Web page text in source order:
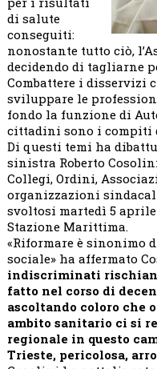
di salute
conseguiti:
nonostante tutto ciò,
decidendo di tagliarne
Combattere i disservizi
sviluppare le
fondo la funzione di
cittadini sono i compiti
Di questi temi ha
sinistra Roberto
Collegi, Ordini,
organizzazioni
svoltosi martedì 5
Stazione Marittima.
«Riformare è sinonimo
sociale» ha affermato
indiscriminati
fatto nel corso di
ascoltando coloro che
ambito sanitario ci si
regionale in questo
Trieste, pericolosa,